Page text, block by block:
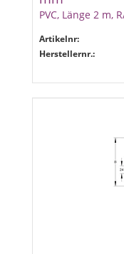
PVC, Länge 2 m,
Artikelnr:
Herstellernr.: